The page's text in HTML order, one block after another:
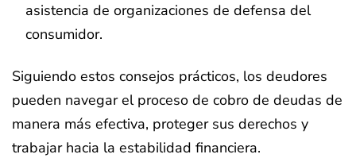
asistencia de organizaciones de defensa del
consumidor.
Siguiendo estos consejos prácticos, los deudores
pueden navegar el proceso de cobro de deudas de
manera más efectiva, proteger sus derechos y
trabajar hacia la estabilidad financiera.